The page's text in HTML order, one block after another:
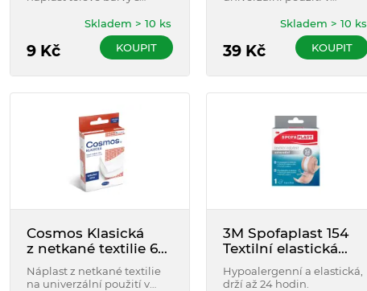
9 Kč
Skladem > 10 ks
KOUPIT
na nastříhání.
39Kč
Skladem > 10 ks
KOUPIT
Cosmos Klasická
z netkané textilie 6
cm x 1 m
Náplast z netkané textilie
na univerzální použití v
3M Spofaplast 154
Textilní elastická
náplast 1m x 6cm
Hypoalergenní a elastická,
drží až 24 hodin.